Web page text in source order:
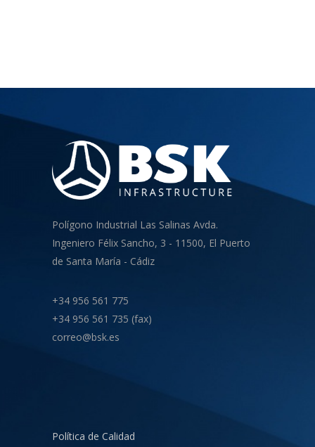
Polígono Industrial Las Salinas Avda.
Ingeniero Félix Sancho, 3 - 11500, El Puerto
de Santa María - Cádiz
+34 956 561 775
+34 956 561 735 (fax)
correo@bsk.es
Política de Calidad